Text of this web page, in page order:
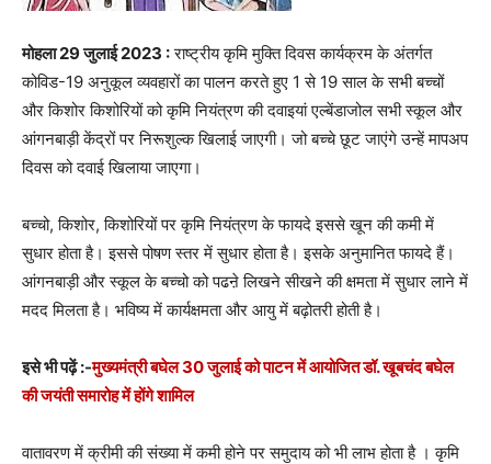
मोहला 29 जुलाई 2023 :राष्ट्रीय कृमि मुक्ति दिवस कार्यक्रम के अंतर्गत
कोविड-19 अनुकूल व्यवहारों का पालन करते हुए 1 से 19 साल के सभी बच्चों
और किशोर किशोरियों को कृमि नियंत्रण की दवाइयां एल्बेंडाजोल सभी स्कूल और
आंगनबाड़ी केंद्रों पर निरूशुल्क खिलाई जाएगी। जो बच्चे छूट जाएंगे उन्हें मापअप
दिवस को दवाई खिलाया जाएगा।
बच्चो, किशोर, किशोरियों पर कृमि नियंत्रण के फायदे इससे खून की कमी में
सुधार होता है। इससे पोषण स्तर में सुधार होता है। इसके अनुमानित फायदे हैं।
आंगनबाड़ी और स्कूल के बच्चो को पढऩे लिखने सीखने की क्षमता में सुधार लाने में
मदद मिलता है। भविष्य में कार्यक्षमता और आयु में बढ़ोतरी होती है।
इसे भी पढ़ें :-मुख्यमंत्री बघेल 30 जुलाई को पाटन में आयोजित डॉ. खूबचंद बघेल
की जयंती समारोह में होंगे शामिल
वातावरण में क्रीमी की संख्या में कमी होने पर समुदाय को भी लाभ होता है । कृमि